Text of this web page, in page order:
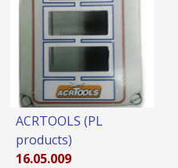
ACRTOOLS (PL
products)
16.05.009